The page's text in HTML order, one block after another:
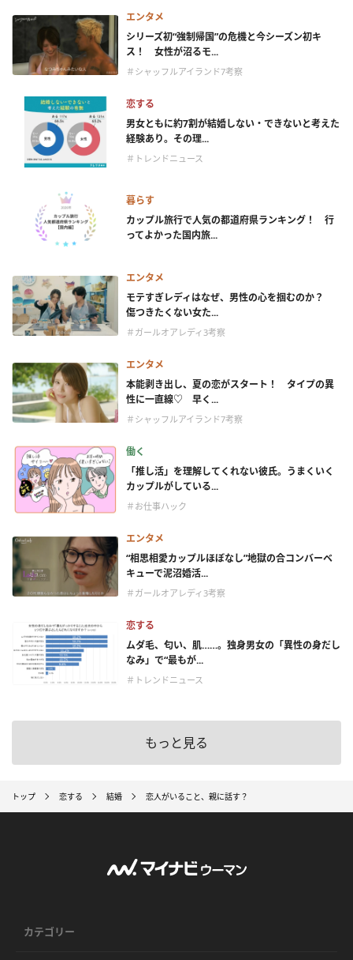
エンタメ
シリーズ初“強制帰国”の危機と今シーズン初キ
ス！ 女性が沼るモ...
＃シャッフルアイランド7考察
恋する
男女ともに約7割が結婚しない・できないと考えた
経験あり。その理...
＃トレンドニュース
暮らす
カップル旅行で人気の都道府県ランキング！ 行
ってよかった国内旅...
エンタメ
モテすぎレディはなぜ、男性の心を掴むのか？
傷つきたくない女た...
＃ガールオアレディ3考察
エンタメ
本能剥き出し、夏の恋がスタート！ タイプの異
性に一直線♡ 早く...
＃シャッフルアイランド7考察
働く
「推し活」を理解してくれない彼氏。うまくいく
カップルがしている...
＃お仕事ハック
エンタメ
“相思相愛カップルほぼなし”地獄の合コンバーベ
キューで泥沼婚活...
＃ガールオアレディ3考察
恋する
ムダ毛、匂い、肌……。独身男女の「異性の身だし
なみ」で“最もが...
＃トレンドニュース
もっと見る
トップ 恋する 結婚 恋人がいること、親に話す？
カテゴリー